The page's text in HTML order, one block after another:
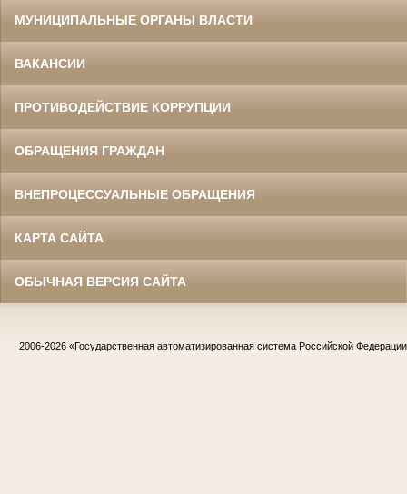
МУНИЦИПАЛЬНЫЕ ОРГАНЫ ВЛАСТИ
ВАКАНСИИ
ПРОТИВОДЕЙСТВИЕ КОРРУПЦИИ
ОБРАЩЕНИЯ ГРАЖДАН
ВНЕПРОЦЕССУАЛЬНЫЕ ОБРАЩЕНИЯ
КАРТА САЙТА
ОБЫЧНАЯ ВЕРСИЯ САЙТА
2006-2026 «Государственная автоматизированная система Российской